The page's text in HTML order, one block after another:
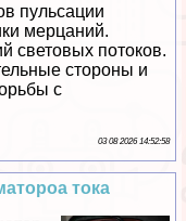
пульсации
мерцаний.
световых потоков.
стороны и
с
03 08 2026 14:52:58
тока